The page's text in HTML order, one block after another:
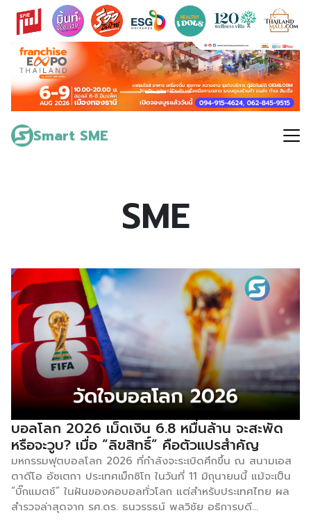
Skip
content
Smart SME
Search
for:
SME
บอลโลก 2026 เม็ดเงิน 6.8 หมื่นล้าน จะสะพัด
หรือจะวูบ? เมื่อ “ลิขสิทธิ์” คือตัวแปรสำคัญ
มหกรรมฟุตบอลโลก 2026 ที่กำลังจะระเบิดศึกขึ้น ณ สนามเอส
ตาดีโอ อัซเตกา ประเทศเม็กซิโก ในวันที่ 11 มิถุนายนนี้ แม้จะเป็น
“บิ๊กแมตช์” ในฝันของคอบอลทั่วโลก แต่สำหรับประเทศไทย ผล
สำรวจล่าสุดจาก รศ.ดร. ธนวรรธน์ พลวิชัย อธิการบดี